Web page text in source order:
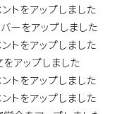
トをアップしました
ーをアップしました
トをアップしました
アップしました
トをアップしました
トをアップしました